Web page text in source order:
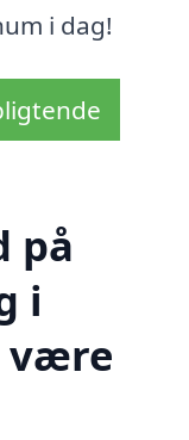
i dag!
på
i
være